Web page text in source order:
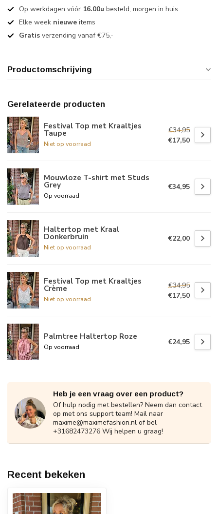
Op werkdagen vóór 16.00u besteld, morgen in huis
Elke week nieuwe items
Gratis verzending vanaf €75,-
Productomschrijving
Gerelateerde producten
Festival Top met Kraaltjes
Taupe
Niet op voorraad
€34,95
€17,50
Mouwloze T-shirt met Studs
Grey
Op voorraad
€34,95
Haltertop met Kraal
Donkerbruin
Niet op voorraad
€22,00
Festival Top met Kraaltjes
Crème
Niet op voorraad
€34,95
€17,50
Palmtree Haltertop Roze
Op voorraad
€24,95
Heb je een vraag over een product?
Of hulp nodig met bestellen? Neem dan contact
op met ons support team! Mail naar
maxime@maximefashion.nl of bel
+31682473276 Wij helpen u graag!
Recent bekeken